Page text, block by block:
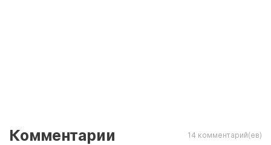
Комментарии 14 комментарий(ев)